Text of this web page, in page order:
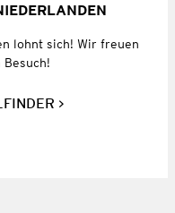
lohnt sich! Wir freuen